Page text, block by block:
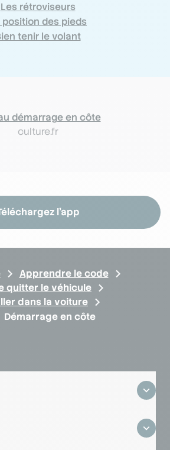
Les rétroviseurs
position des pieds
tenir le volant
démarrage en côte
culture.fr
l'app
Apprendre le code
quitter le véhicule
dans la voiture
Démarrage en côte